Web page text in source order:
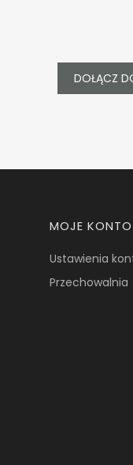
DOŁĄCZ
MOJE KONTO
Ustawienia
Przechowalnia